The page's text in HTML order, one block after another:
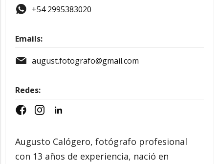
+54 2995383020
Emails:
august.fotografo@gmail.com
Redes:
Augusto Calógero, fotógrafo profesional
con 13 años de experiencia, nació en